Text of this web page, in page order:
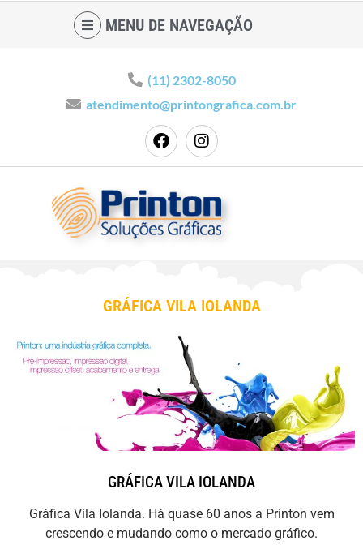
MENU DE NAVEGAÇÃO
(11) 2302-8050
atendimento@printongrafica.com.br
GRÁFICA VILA IOLANDA
GRÁFICA VILA IOLANDA
Gráfica Vila Iolanda. Há quase 60 anos a Printon vem
crescendo e mudando como o mercado gráfico.